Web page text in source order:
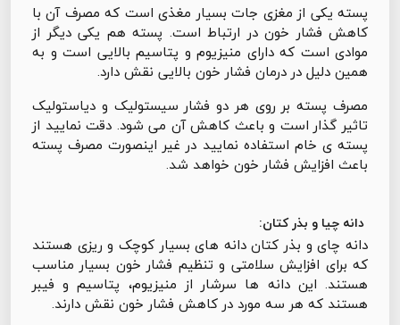
پسته یکی از مغزی جات بسیار مغذی است که مصرف آن با
کاهش فشار خون در ارتباط است. پسته هم یکی دیگر از
موادی است که دارای منیزیوم و پتاسیم بالایی است و به
همین دلیل در درمان فشار خون بالایی نقش دارد.
مصرف پسته بر روی هر دو فشار سیستولیک و دیاستولیک
تاثیر گذار است و باعث کاهش آن می شود. دقت نمایید از
پسته ی خام استفاده نمایید در غیر اینصورت مصرف پسته
باعث افزایش فشار خون خواهد شد.
دانه چیا و بذر کتان:
دانه چای و بذر کتان دانه های بسیار کوچک و ریزی هستند
که برای افزایش سلامتی و تنظیم فشار خون بسیار مناسب
هستند. این دانه ها سرشار از منیزیوم، پتاسیم و فیبر
هستند که هر سه مورد در کاهش فشار خون نقش دارند.